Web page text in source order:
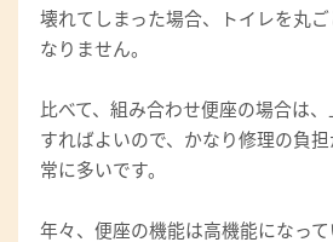
壊れてしまった場合、トイレを丸
なりません。
比べて、組み合わせ便座の場合は
すればよいので、かなり修理の負
常に多いです。
年々、便座の機能は高機能になっ